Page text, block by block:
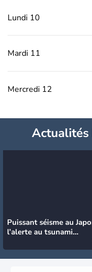
Lundi 10
Mardi 11
Mercredi 12
Actualités
Puissant séisme au
l’alerte au tsunami